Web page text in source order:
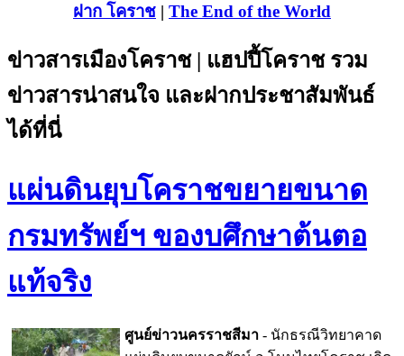
ฝาก โคราช | The End of the World
ข่าวสารเมืองโคราช | แฮปปี้โคราช รวม
ข่าวสารน่าสนใจ และฝากประชาสัมพันธ์
ได้ที่นี่
แผ่นดินยุบโคราชขยายขนาด
กรมทรัพย์ฯ ของบศึกษาต้นตอ
แท้จริง
ศูนย์ข่าวนครราชสีมา - นักธรณีวิทยาคาด